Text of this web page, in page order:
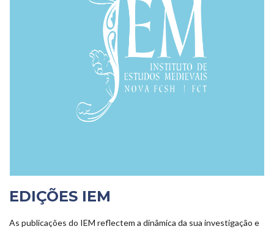
EDIÇÕES IEM
As publicações do IEM reflectem a dinâmica da sua investigação e